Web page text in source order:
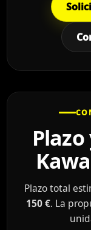
Plazo total
150 €. La